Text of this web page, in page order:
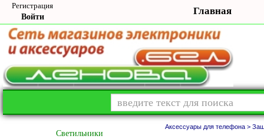
Регистрация
Войти
Главная
Cветильники
Аксессуары для телефона >